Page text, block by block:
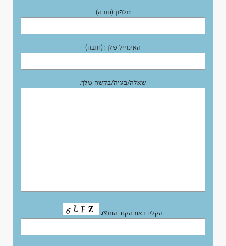
האימייל שלך: (חובה)
שאלה/בעיה/בקשה שלך:
הקלידו את הקוד המוצג